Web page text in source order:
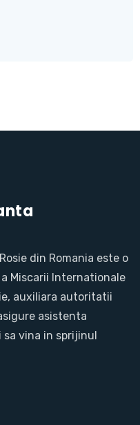
din Romania este o
Miscarii Internationale
auxiliara autoritatii
asistenta
vina in sprijinul